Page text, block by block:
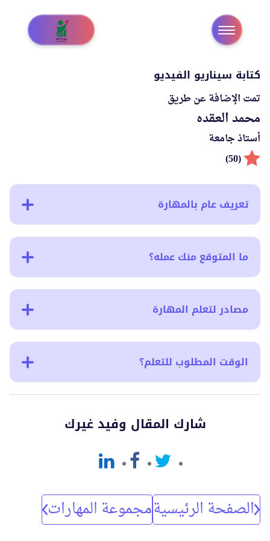
كتابة سيناريو الفيديو
تمت الإضافة عن طريق
محمد العقده
أستاذ جامعة
(50)
تعريف عام بالمهارة
ما المتوقع منك عمله؟
مصادر لتعلم المهارة
الوقت المطلوب للتعلم؟
شارك المقال وفيد غيرك
الصفحة الرئيسيةمجموعة المهارات